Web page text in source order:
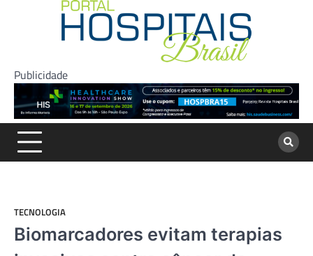
Publicidade
TECNOLOGIA
Biomarcadores evitam terapias